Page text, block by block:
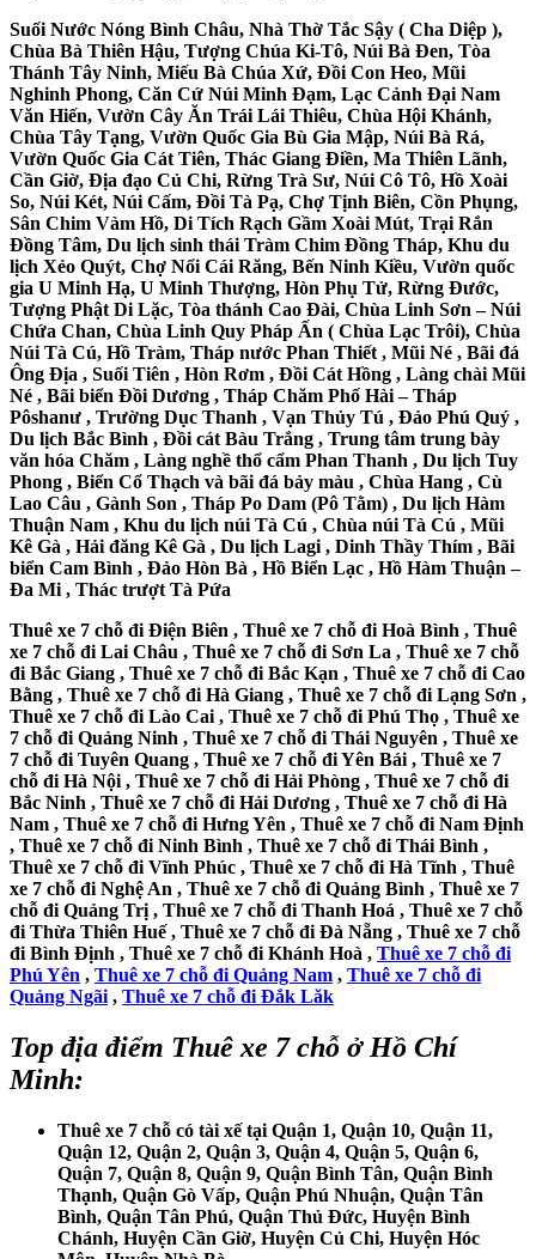
Suối Nước Nóng Bình Châu, Nhà Thờ Tắc Sậy ( Cha Diệp ),
Chùa Bà Thiên Hậu, Tượng Chúa Ki-Tô, Núi Bà Đen, Tòa
Thánh Tây Ninh, Miếu Bà Chúa Xứ, Đồi Con Heo, Mũi
Nghinh Phong, Căn Cứ Núi Minh Đạm, Lạc Cảnh Đại Nam
Văn Hiến, Vườn Cây Ăn Trái Lái Thiêu, Chùa Hội Khánh,
Chùa Tây Tạng, Vườn Quốc Gia Bù Gia Mập, Núi Bà Rá,
Vườn Quốc Gia Cát Tiên, Thác Giang Điền, Ma Thiên Lãnh,
Cần Giờ, Địa đạo Củ Chi, Rừng Trà Sư, Núi Cô Tô, Hồ Xoài
So, Núi Két, Núi Cấm, Đồi Tà Pạ, Chợ Tịnh Biên, Cồn Phụng,
Sân Chim Vàm Hồ, Di Tích Rạch Gầm Xoài Mút, Trại Rắn
Đồng Tâm, Du lịch sinh thái Tràm Chim Đồng Tháp, Khu du
lịch Xẻo Quýt, Chợ Nổi Cái Răng, Bến Ninh Kiều, Vườn quốc
gia U Minh Hạ, U Minh Thượng, Hòn Phụ Tử, Rừng Đước,
Tượng Phật Di Lặc, Tòa thánh Cao Đài, Chùa Linh Sơn – Núi
Chứa Chan, Chùa Linh Quy Pháp Ấn ( Chùa Lạc Trôi), Chùa
Núi Tà Cú, Hồ Tràm, Tháp nước Phan Thiết , Mũi Né , Bãi đá
Ông Địa , Suối Tiên , Hòn Rơm , Đồi Cát Hồng , Làng chài Mũi
Né , Bãi biển Đồi Dương , Tháp Chăm Phố Hài – Tháp
Pôshanư , Trường Dục Thanh , Vạn Thủy Tú , Đảo Phú Quý ,
Du lịch Bắc Bình , Đồi cát Bàu Trắng , Trung tâm trung bày
văn hóa Chăm , Làng nghề thổ cẩm Phan Thanh , Du lịch Tuy
Phong , Biển Cổ Thạch và bãi đá bảy màu , Chùa Hang , Cù
Lao Câu , Gành Son , Tháp Po Dam (Pô Tằm) , Du lịch Hàm
Thuận Nam , Khu du lịch núi Tà Cú , Chùa núi Tà Cú , Mũi
Kê Gà , Hải đăng Kê Gà , Du lịch Lagi , Dinh Thầy Thím , Bãi
biển Cam Bình , Đảo Hòn Bà , Hồ Biển Lạc , Hồ Hàm Thuận –
Đa Mi , Thác trượt Tà Pứa
Thuê xe 7 chỗ đi Điện Biên , Thuê xe 7 chỗ đi Hoà Bình , Thuê
xe 7 chỗ đi Lai Châu , Thuê xe 7 chỗ đi Sơn La , Thuê xe 7 chỗ
đi Bắc Giang , Thuê xe 7 chỗ đi Bắc Kạn , Thuê xe 7 chỗ đi Cao
Bằng , Thuê xe 7 chỗ đi Hà Giang , Thuê xe 7 chỗ đi Lạng Sơn ,
Thuê xe 7 chỗ đi Lào Cai , Thuê xe 7 chỗ đi Phú Thọ , Thuê xe
7 chỗ đi Quảng Ninh , Thuê xe 7 chỗ đi Thái Nguyên , Thuê xe
7 chỗ đi Tuyên Quang , Thuê xe 7 chỗ đi Yên Bái , Thuê xe 7
chỗ đi Hà Nội , Thuê xe 7 chỗ đi Hải Phòng , Thuê xe 7 chỗ đi
Bắc Ninh , Thuê xe 7 chỗ đi Hải Dương , Thuê xe 7 chỗ đi Hà
Nam , Thuê xe 7 chỗ đi Hưng Yên , Thuê xe 7 chỗ đi Nam Định
, Thuê xe 7 chỗ đi Ninh Bình , Thuê xe 7 chỗ đi Thái Bình ,
Thuê xe 7 chỗ đi Vĩnh Phúc , Thuê xe 7 chỗ đi Hà Tĩnh , Thuê
xe 7 chỗ đi Nghệ An , Thuê xe 7 chỗ đi Quảng Bình , Thuê xe 7
chỗ đi Quảng Trị , Thuê xe 7 chỗ đi Thanh Hoá , Thuê xe 7 chỗ
đi Thừa Thiên Huế , Thuê xe 7 chỗ đi Đà Nẵng , Thuê xe 7 chỗ
đi Bình Định , Thuê xe 7 chỗ đi Khánh Hoà , Thuê xe 7 chỗ đi
Phú Yên , Thuê xe 7 chỗ đi Quảng Nam , Thuê xe 7 chỗ đi
Quảng Ngãi , Thuê xe 7 chỗ đi Đắk Lăk
Top địa điểm Thuê xe 7 chỗ ở Hồ Chí
Minh:
Thuê xe 7 chỗ có tài xế tại Quận 1, Quận 10, Quận 11,
Quận 12, Quận 2, Quận 3, Quận 4, Quận 5, Quận 6,
Quận 7, Quận 8, Quận 9, Quận Bình Tân, Quận Bình
Thạnh, Quận Gò Vấp, Quận Phú Nhuận, Quận Tân
Bình, Quận Tân Phú, Quận Thủ Đức, Huyện Bình
Chánh, Huyện Cần Giờ, Huyện Củ Chi, Huyện Hóc